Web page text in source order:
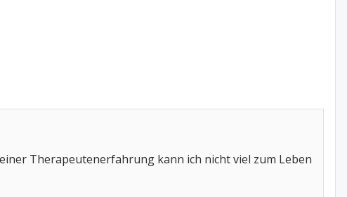
Therapeutenerfahrung kann ich nicht viel zum Leben